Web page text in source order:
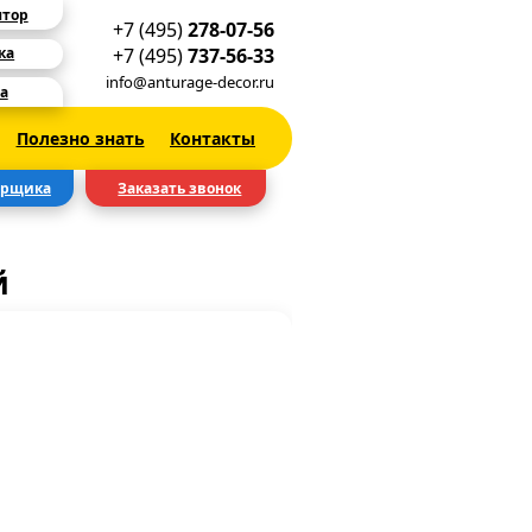
+7 (495)278-07-56
+7 (495)737-56-33
info@anturage-decor.ru
Полезно знать Контакты
Заказать звонок